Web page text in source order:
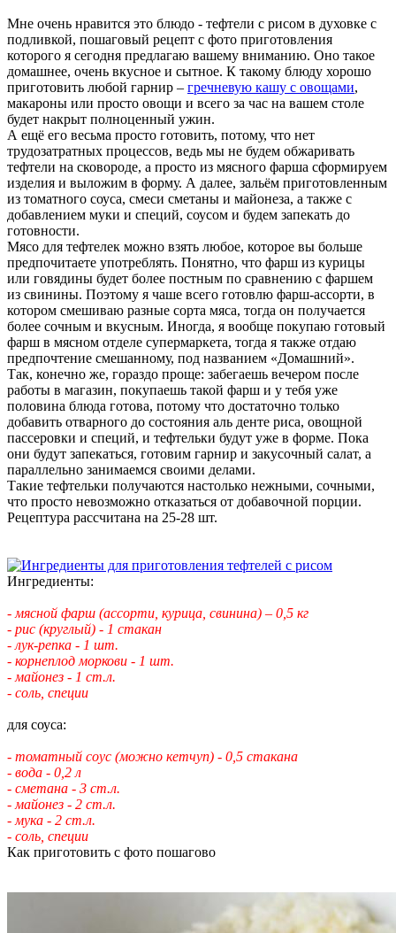
Мне очень нравится это блюдо - тефтели с рисом в духовке с
подливкой, пошаговый рецепт с фото приготовления
которого я сегодня предлагаю вашему вниманию. Оно такое
домашнее, очень вкусное и сытное. К такому блюду хорошо
приготовить любой гарнир – гречневую кашу с овощами,
макароны или просто овощи и всего за час на вашем столе
будет накрыт полноценный ужин.
А ещё его весьма просто готовить, потому, что нет
трудозатратных процессов, ведь мы не будем обжаривать
тефтели на сковороде, а просто из мясного фарша сформируем
изделия и выложим в форму. А далее, зальём приготовленным
из томатного соуса, смеси сметаны и майонеза, а также с
добавлением муки и специй, соусом и будем запекать до
готовности.
Мясо для тефтелек можно взять любое, которое вы больше
предпочитаете употреблять. Понятно, что фарш из курицы
или говядины будет более постным по сравнению с фаршем
из свинины. Поэтому я чаше всего готовлю фарш-ассорти, в
котором смешиваю разные сорта мяса, тогда он получается
более сочным и вкусным. Иногда, я вообще покупаю готовый
фарш в мясном отделе супермаркета, тогда я также отдаю
предпочтение смешанному, под названием «Домашний».
Так, конечно же, гораздо проще: забегаешь вечером после
работы в магазин, покупаешь такой фарш и у тебя уже
половина блюда готова, потому что достаточно только
добавить отварного до состояния аль денте риса, овощной
пассеровки и специй, и тефтельки будут уже в форме. Пока
они будут запекаться, готовим гарнир и закусочный салат, а
параллельно занимаемся своими делами.
Такие тефтельки получаются настолько нежными, сочными,
что просто невозможно отказаться от добавочной порции.
Рецептура рассчитана на 25-28 шт.
Ингредиенты:
- мясной фарш (ассорти, курица, свинина) – 0,5 кг
- рис (круглый) - 1 стакан
- лук-репка - 1 шт.
- корнеплод моркови - 1 шт.
- майонез - 1 ст.л.
- соль, специи
для соуса:
- томатный соус (можно кетчуп) - 0,5 стакана
- вода - 0,2 л
- сметана - 3 ст.л.
- майонез - 2 ст.л.
- мука - 2 ст.л.
- соль, специи
Как приготовить с фото пошагово